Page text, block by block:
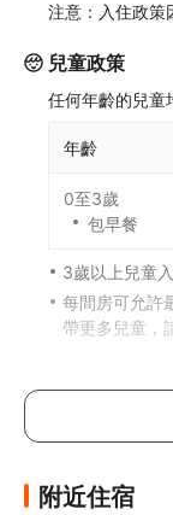
注意：入住政策
兒童政策
任何年齡的兒童
年齡
0至3歲
包早餐
3歲以上兒童
每間房可允許
帶更多兒童，
如有兒童同行
附近住宿